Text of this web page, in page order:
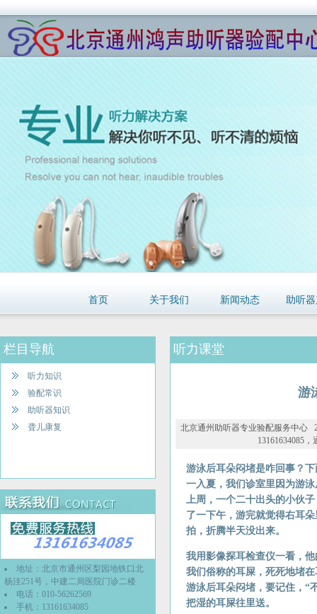
首页 关于我们 新闻动态 助听
栏目导航
听力知识
验配常识
助听器知识
聋儿康复
地址：北京市通州区梨园地铁口北
杨洼251号，中建二局医院门诊二楼
电话：010-56262569
手机：13161634085
听力课堂
游
北京通州助听器专业验配服务中心
13161634085
游泳后耳朵闷堵是咋回事？
一入夏，我们诊室里因为游
上周，一个二十出头的小伙
了一下午，游完就觉得右耳
拍，折腾半天没出来。
我用影像探耳检查仪一看，
我们俗称的耳屎，死死地堵
游泳后耳朵闷堵，要记住，“
把湿的耳屎往里送。